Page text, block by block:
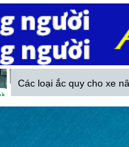
cho xe nâng